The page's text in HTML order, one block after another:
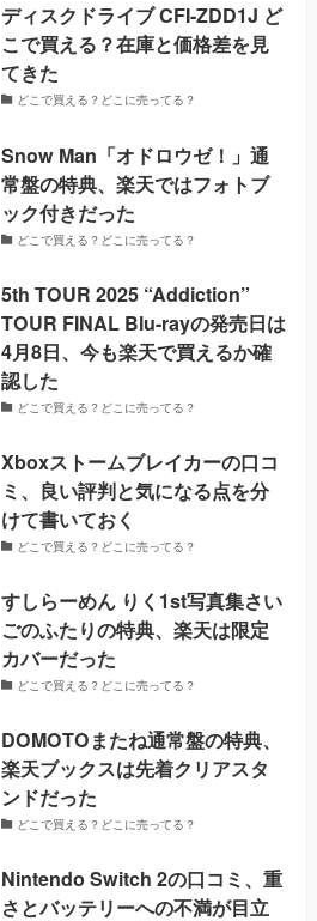
ディスクドライブ CFI-ZDD1J ど
こで買える？在庫と価格差を見
てきた
どこで買える？どこに売ってる？
Snow Man「オドロウゼ！」通
常盤の特典、楽天ではフォトブ
ック付きだった
どこで買える？どこに売ってる？
5th TOUR 2025 “Addiction”
TOUR FINAL Blu-rayの発売日は
4月8日、今も楽天で買えるか確
認した
どこで買える？どこに売ってる？
Xboxストームブレイカーの口コ
ミ、良い評判と気になる点を分
けて書いておく
どこで買える？どこに売ってる？
すしらーめん りく1st写真集さい
ごのふたりの特典、楽天は限定
カバーだった
どこで買える？どこに売ってる？
DOMOTOまたね通常盤の特典、
楽天ブックスは先着クリアスタ
ンドだった
どこで買える？どこに売ってる？
Nintendo Switch 2の口コミ、重
さとバッテリーへの不満が目立